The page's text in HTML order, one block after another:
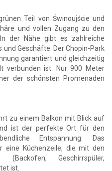
Teil von Świnoujście und
und vollen Zugang zu den
der Nähe gibt es zahlreiche
Geschäfte. Der Chopin-Park
garantiert und gleichzeitig
verbunden ist. Nur 900 Meter
der schönsten Promenaden
zu einem Balkon mit Blick auf
ist der perfekte Ort für den
Entspannung. Das
eine Küchenzeile, die mit den
(Backofen, Geschirrspüler,
ist.